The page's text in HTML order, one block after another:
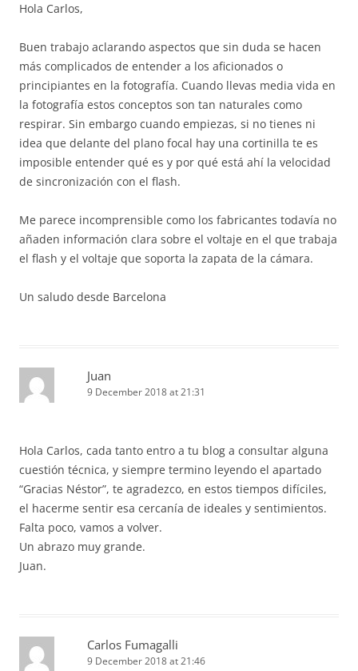
Hola Carlos,
Buen trabajo aclarando aspectos que sin duda se hacen
más complicados de entender a los aficionados o
principiantes en la fotografía. Cuando llevas media vida en
la fotografía estos conceptos son tan naturales como
respirar. Sin embargo cuando empiezas, si no tienes ni
idea que delante del plano focal hay una cortinilla te es
imposible entender qué es y por qué está ahí la velocidad
de sincronización con el flash.
Me parece incomprensible como los fabricantes todavía no
añaden información clara sobre el voltaje en el que trabaja
el flash y el voltaje que soporta la zapata de la cámara.
Un saludo desde Barcelona
Juan
9 December 2018 at 21:31
Hola Carlos, cada tanto entro a tu blog a consultar alguna
cuestión técnica, y siempre termino leyendo el apartado
“Gracias Néstor”, te agradezco, en estos tiempos difíciles,
el hacerme sentir esa cercanía de ideales y sentimientos.
Falta poco, vamos a volver.
Un abrazo muy grande.
Juan.
Carlos Fumagalli
9 December 2018 at 21:46